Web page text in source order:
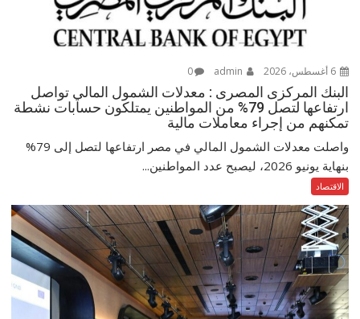
6 أغسطس، 2026 0
البنك المركزى المصرى : معدلات الشمول المالي تواصل
ارتفاعها لتصل 79% من المواطنين يمتلكون حسابات نشطة
تمكنهم من إجراء معاملات مالية
واصلت معدلات الشمول المالي في مصر ارتفاعها لتصل إلى 79%
بنهاية يونيو 2026، ليصبح عدد المواطنين...
الاقتصاد